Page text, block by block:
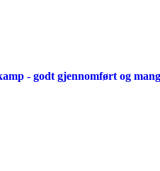
- godt gjennomført og